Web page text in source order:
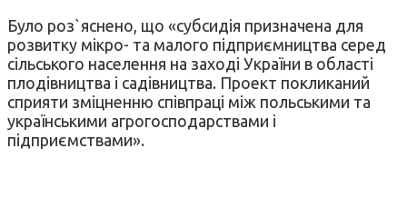
Було роз`яснено, що «субсидія призначена для
розвитку мікро- та малого підприємництва серед
сільського населення на заході України в області
плодівництва і садівництва. Проект покликаний
сприяти зміцненню співпраці між польськими та
українськими агрогосподарствами і
підприємствами».